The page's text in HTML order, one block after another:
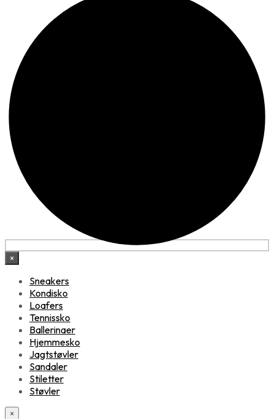
×
Sneakers
Kondisko
Loafers
Tennissko
Ballerinaer
Hjemmesko
Jagtstøvler
Sandaler
Stiletter
Støvler
×